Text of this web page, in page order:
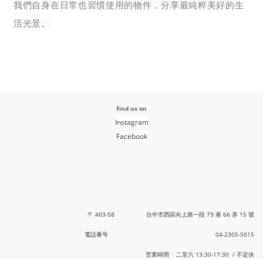
我們自身在日常也習慣使用的物件，分享最純粹美好的生
活光景。
Find us on
Instagram
Facebook
〒 403-58 台中市西區向上路一段 79 巷 66 弄 15 號
電話番号 04-2305-5015
営業時間 二至六 13:30-17:30 / 不定休